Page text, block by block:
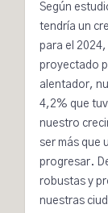
Según
tendría un
para el 2024,
proyectado
alentador,
4,2% que
nuestro
ser más que
progresar.
robustas y
nuestras